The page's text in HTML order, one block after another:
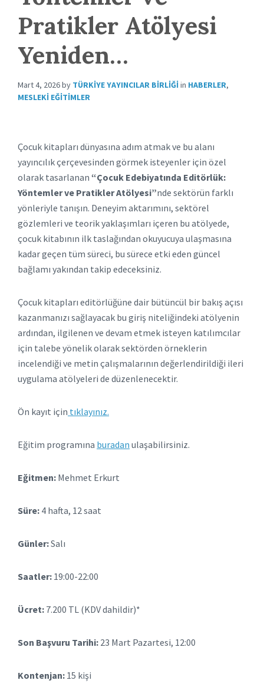
Pratikler Atölyesi
Yeniden…
Mart 4, 2026by TÜRKIYE YAYINCILAR BIRLIĞIin HABERLER,
MESLEKI EĞITIMLER
Çocuk kitapları dünyasına adım atmak ve bu alanı
yayıncılık çerçevesinden görmek isteyenler için özel
olarak tasarlanan “Çocuk Edebiyatında Editörlük:
Yöntemler ve Pratikler Atölyesi”nde sektörün farklı
yönleriyle tanışın. Deneyim aktarımını, sektörel
gözlemleri ve teorik yaklaşımları içeren bu atölyede,
çocuk kitabının ilk taslağından okuyucuya ulaşmasına
kadar geçen tüm süreci, bu sürece etki eden güncel
bağlamı yakından takip edeceksiniz.
Çocuk kitapları editörlüğüne dair bütüncül bir bakış açısı
kazanmanızı sağlayacak bu giriş niteliğindeki atölyenin
ardından, ilgilenen ve devam etmek isteyen katılımcılar
için talebe yönelik olarak sektörden örneklerin
incelendiği ve metin çalışmalarının değerlendirildiği ileri
uygulama atölyeleri de düzenlenecektir.
Ön kayıt için tıklayınız.
Eğitim programına buradan ulaşabilirsiniz.
Eğitmen: Mehmet Erkurt
Süre: 4 hafta, 12 saat
Günler:Salı
Saatler: 19:00-22:00
Ücret: 7.200 TL (KDV dahildir)*
Son Başvuru Tarihi: 23 Mart Pazartesi, 12:00
Kontenjan: 15 kişi